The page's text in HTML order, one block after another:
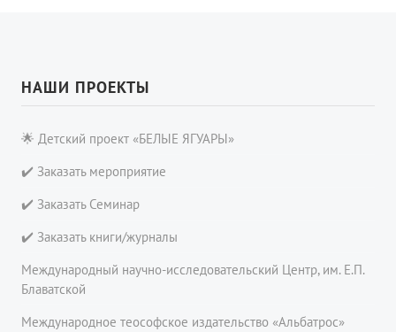
НАШИ ПРОЕКТЫ
🌟 Детский проект «БЕЛЫЕ ЯГУАРЫ»
✔️ Заказать мероприятие
✔️ Заказать Семинар
✔️ Заказать книги/журналы
Международный научно-исследовательский Центр, им. Е.П.
Блаватской
Международное теософское издательство «Альбатрос»